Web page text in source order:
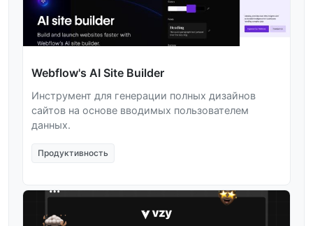
Webflow's AI Site Builder
Инструмент для генерации полных дизайнов
сайтов на основе вводимых пользователем
данных.
Продуктивность